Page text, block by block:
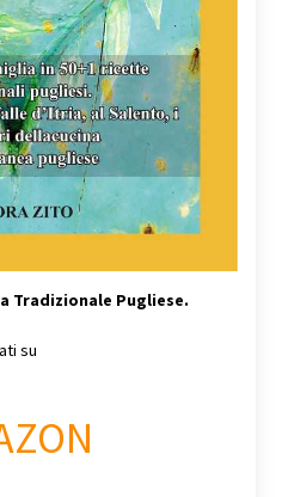
Tradizionale Pugliese.
su